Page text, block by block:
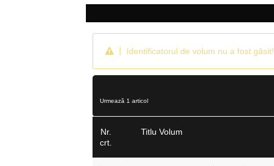
Identificatorul de volum nu a fost găsit!
Urmează 1 articol
Nr.
crt.
Titlu Volum